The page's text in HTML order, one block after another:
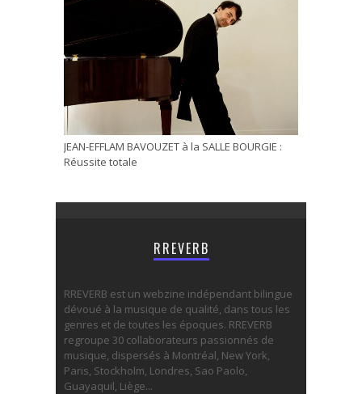
JEAN-EFFLAM BAVOUZET à la SALLE BOURGIE :
Réussite totale
RREVERB
RREVERB est un webzine indépendant bilingue
dévoué à la musique de qualité, dans tous les
genres et de toutes les époques. RREVERB
regroupe 30 collaborateurs passionnés de
musique, dispersés à Montréal, New York,
Paris, Stockholm, Londres, Sao Paolo,
Guayaquil, Liège...